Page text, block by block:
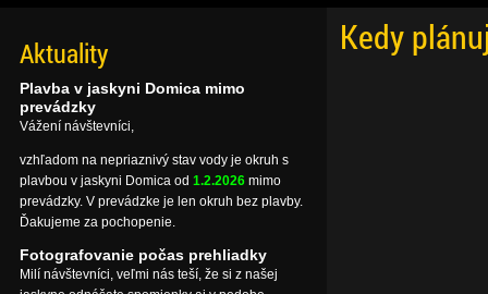
Kedy
Aktuality
Plavba v jaskyni Domica mimo
prevádzky
Vážení návštevníci,
vzhľadom na nepriaznivý stav vody je okruh s
plavbou v jaskyni Domica od 1.2.2026 mimo
prevádzky. V prevádzke je len okruh bez plavby.
Ďakujeme za pochopenie.
Fotografovanie počas prehliadky
Milí návštevníci, veľmi nás teší, že si z našej